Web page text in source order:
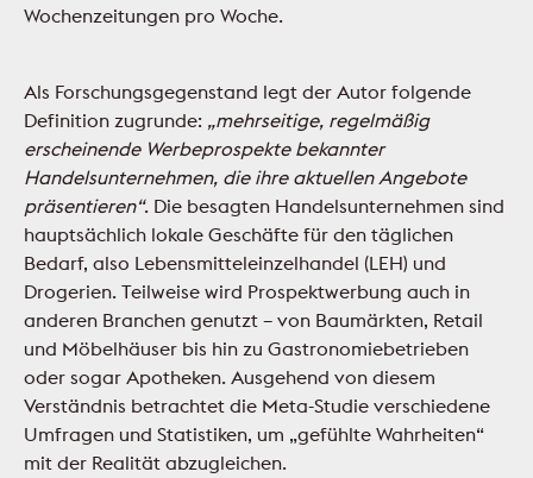
Wochenzeitungen pro Woche.
Als Forschungsgegenstand legt der Autor folgende
Definition zugrunde: „mehrseitige, regelmäßig
erscheinende Werbeprospekte bekannter
Handelsunternehmen, die ihre aktuellen Angebote
präsentieren“. Die besagten Handelsunternehmen sind
hauptsächlich lokale Geschäfte für den täglichen
Bedarf, also Lebensmitteleinzelhandel (LEH) und
Drogerien. Teilweise wird Prospektwerbung auch in
anderen Branchen genutzt – von Baumärkten, Retail
und Möbelhäuser bis hin zu Gastronomiebetrieben
oder sogar Apotheken. Ausgehend von diesem
Verständnis betrachtet die Meta-Studie verschiedene
Umfragen und Statistiken, um „gefühlte Wahrheiten“
mit der Realität abzugleichen.